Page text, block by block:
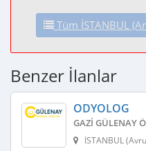
Tüm İSTANBUL
Benzer İlanlar
ODYOLOG
GAZI GÜLENAY
İSTANBUL